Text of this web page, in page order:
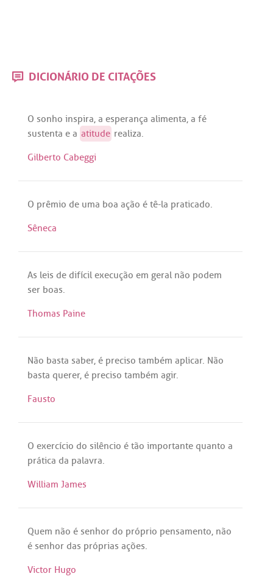
DICIONÁRIO DE CITAÇÕES
O sonho inspira, a esperança alimenta, a fé
sustenta e a atitude realiza.
Gilberto Cabeggi
O prêmio de uma boa ação é tê-la praticado.
Sêneca
As leis de difícil execução em geral não podem
ser boas.
Thomas Paine
Não basta saber, é preciso também aplicar. Não
basta querer, é preciso também agir.
Fausto
O exercício do silêncio é tão importante quanto a
prática da palavra.
William James
Quem não é senhor do próprio pensamento, não
é senhor das próprias ações.
Victor Hugo